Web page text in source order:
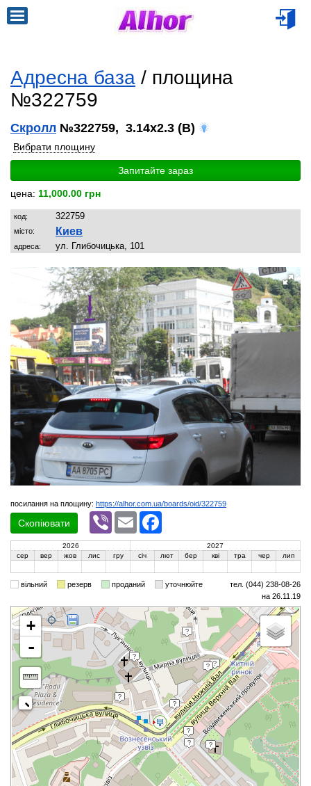
Адресна база / площина
№322759
Скролл №322759, 3.14x2.3 (B)
Вибрати площину
Запитайте зараз
цена: 11,000.00 грн
код: 322759
місто: Киев
адреса: ул. Глибочицька, 101
посилання на площину: https://alhor.com.ua/boards/oid/322759
Скопіювати
Viber Email
2026
2027
сер
вер жов лис гру січ лют бер кві тра чер лип
вільний резерв проданий уточнюйте
тел. (044) 238-08-26
на 26.11.19
+
-